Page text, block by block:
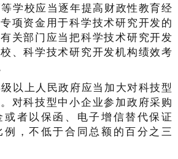
学校应当逐年提高财政性教育经
项资金用于科学技术研究开发的
关部门应当把科学技术研究开发
、科学技术研究开发机构绩效考
以上人民政府应当加大对科技型
对科技型中小企业参加政府采购
者以保函、电子增信替代保证
，不低于合同总额的百分之三